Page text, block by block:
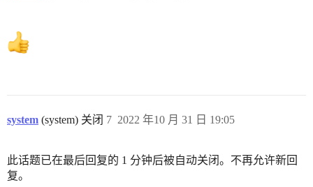
system (system) 关闭 2022 年10 月 31 日 19:05
7
此话题已在最后回复的 1 分钟后被自动关闭。不再允许新回
复。